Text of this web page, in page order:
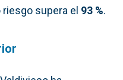
supera el 93 %.